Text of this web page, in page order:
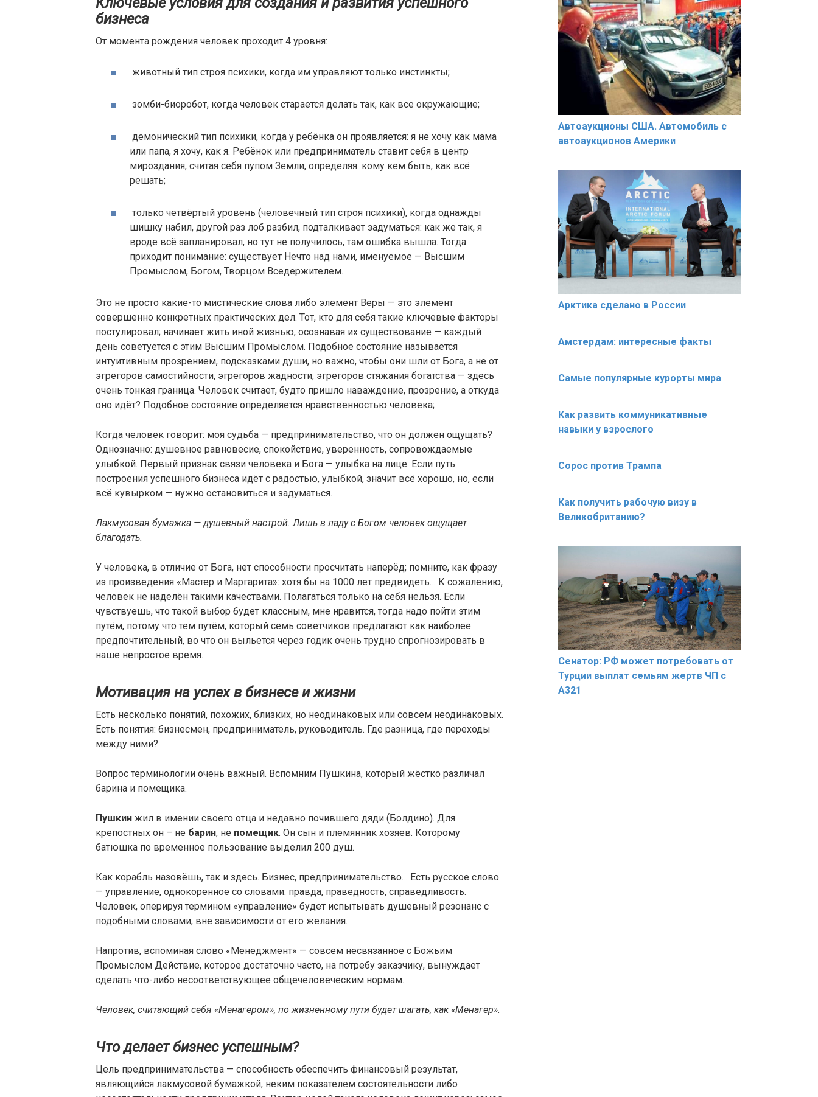
бизнеса
От момента рождения человек проходит 4 уровня:
животный тип строя психики, когда им управляют только инстинкты;
зомби-биоробот, когда человек старается делать так, как все окружающие;
демонический тип психики, когда у ребёнка он проявляется: я не хочу как мама
или папа, я хочу, как я. Ребёнок или предприниматель ставит себя в центр
мироздания, считая себя пупом Земли, определяя: кому кем быть, как всё
решать;
только четвёртый уровень (человечный тип строя психики), когда однажды
шишку набил, другой раз лоб разбил, подталкивает задуматься: как же так, я
вроде всё запланировал, но тут не получилось, там ошибка вышла. Тогда
приходит понимание: существует Нечто над нами, именуемое — Высшим
Промыслом, Богом, Творцом Вседержителем.
Это не просто какие-то мистические слова либо элемент Веры — это элемент
совершенно конкретных практических дел. Тот, кто для себя такие ключевые факторы
постулировал; начинает жить иной жизнью, осознавая их существование — каждый
день советуется с этим Высшим Промыслом. Подобное состояние называется
интуитивным прозрением, подсказками души, но важно, чтобы они шли от Бога, а не от
эгрегоров самостийности, эгрегоров жадности, эгрегоров стяжания богатства — здесь
очень тонкая граница. Человек считает, будто пришло наваждение, прозрение, а откуда
оно идёт? Подобное состояние определяется нравственностью человека;
Когда человек говорит: моя судьба — предпринимательство, что он должен ощущать?
Однозначно: душевное равновесие, спокойствие, уверенность, сопровождаемые
улыбкой. Первый признак связи человека и Бога — улыбка на лице. Если путь
построения успешного бизнеса идёт с радостью, улыбкой, значит всё хорошо, но, если
всё кувырком — нужно остановиться и задуматься.
Лакмусовая бумажка — душевный настрой. Лишь в ладу с Богом человек ощущает
благодать.
У человека, в отличие от Бога, нет способности просчитать наперёд; помните, как фразу
из произведения «Мастер и Маргарита»: хотя бы на 1000 лет предвидеть… К сожалению,
человек не наделён такими качествами. Полагаться только на себя нельзя. Если
чувствуешь, что такой выбор будет классным, мне нравится, тогда надо пойти этим
путём, потому что тем путём, который семь советчиков предлагают как наиболее
предпочтительный, во что он выльется через годик очень трудно спрогнозировать в
наше непростое время.
Мотивация на успех в бизнесе и жизни
Есть несколько понятий, похожих, близких, но неодинаковых или совсем неодинаковых.
Есть понятия: бизнесмен, предприниматель, руководитель. Где разница, где переходы
между ними?
Вопрос терминологии очень важный. Вспомним Пушкина, который жёстко различал
барина и помещика.
Пушкин жил в имении своего отца и недавно почившего дяди (Болдино). Для
крепостных он – не барин, не помещик. Он сын и племянник хозяев. Которому
батюшка по временное пользование выделил 200 душ.
Как корабль назовёшь, так и здесь. Бизнес, предпринимательство… Есть русское слово
— управление, однокоренное со словами: правда, праведность, справедливость.
Человек, оперируя термином «управление» будет испытывать душевный резонанс с
подобными словами, вне зависимости от его желания.
Напротив, вспоминая слово «Менеджмент» — совсем несвязанное с Божьим
Промыслом Действие, которое достаточно часто, на потребу заказчику, вынуждает
сделать что-либо несоответствующее общечеловеческим нормам.
Человек, считающий себя «Менагером», по жизненному пути будет шагать, как «Менагер».
Что делает бизнес успешным?
Цель предпринимательства — способность обеспечить финансовый результат,
являющийся лакмусовой бумажкой, неким показателем состоятельности либо
Автоаукционы США. Автомобиль с
автоаукционов Америки
Арктика сделано в России
Амстердам: интересные факты
Самые популярные курорты мира
Как развить коммуникативные
навыки у взрослого
Сорос против Трампа
Как получить рабочую визу в
Великобританию?
Сенатор: РФ может потребовать от
Турции выплат семьям жертв ЧП с
А321